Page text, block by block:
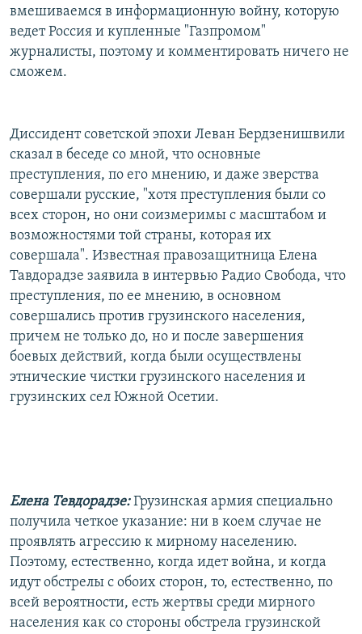
вмешиваемся в информационную войну, которую
ведет Россия и купленные "Газпромом"
журналисты, поэтому и комментировать ничего не
сможем.
Диссидент советской эпохи Леван Бердзенишвили
сказал в беседе со мной, что основные
преступления, по его мнению, и даже зверства
совершали русские, "хотя преступления были со
всех сторон, но они соизмеримы с масштабом и
возможностями той страны, которая их
совершала". Известная правозащитница Елена
Тавдорадзе заявила в интервью Радио Свобода, что
преступления, по ее мнению, в основном
совершались против грузинского населения,
причем не только до, но и после завершения
боевых действий, когда были осуществлены
этнические чистки грузинского населения и
грузинских сел Южной Осетии.
Елена Тевдорадзе:Грузинская армия специально
получила четкое указание: ни в коем случае не
проявлять агрессию к мирному населению.
Поэтому, естественно, когда идет война, и когда
идут обстрелы с обоих сторон, то, естественно, по
всей вероятности, есть жертвы среди мирного
населения как со стороны обстрела грузинской